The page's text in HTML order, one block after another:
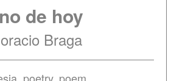
de hoy
Braga